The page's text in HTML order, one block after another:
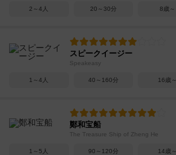
2～4人 20～30分 8歳～
スピークイージー
Speakeasy
1～4人 40～160分 16歳～
鄭和宝船
The Treasure Ship of Zheng He
1～5人 90～120分 14歳～